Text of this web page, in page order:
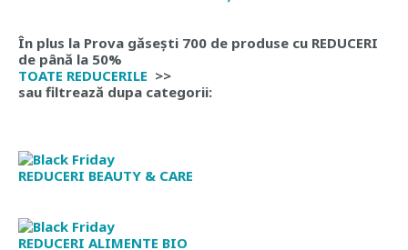
În plus la Prova găsești 700 de produse cu REDUCERI
de până la 50%
TOATE REDUCERILE >>
sau filtrează dupa categorii:
REDUCERI BEAUTY & CARE
REDUCERI ALIMENTE BIO